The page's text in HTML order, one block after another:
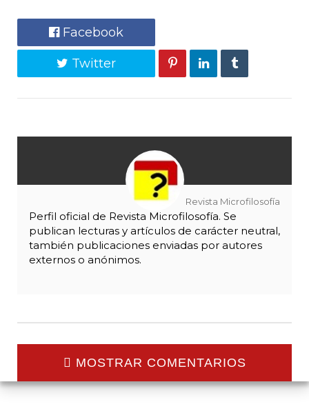
Facebook
Twitter
Revista Microfilosofía
Perfil oficial de Revista Microfilosofía. Se
publican lecturas y artículos de carácter neutral,
también publicaciones enviadas por autores
externos o anónimos.
MOSTRAR COMENTARIOS